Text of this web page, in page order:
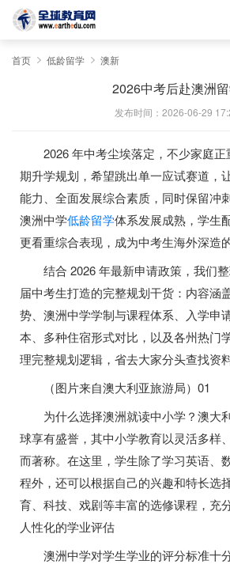
首页 低龄留学 澳新
2026中考后赴澳洲
发布时间：2026-06-29
2026 年中考尘埃落定，不少家庭
期升学规划，希望跳出单一应试赛道，
能力、全面发展综合素质，同时保留冲
澳洲中学低龄留学体系发展成熟，学生
更看重综合表现，成为中考生海外深造
结合 2026 年最新申请政策，我们
届中考生打造的完整规划干货：内容涵
势、澳洲中学学制与课程体系、入学申
本、多种住宿形式对比，以及各州热门
理完整规划逻辑，省去大家分头查找资
（图片来自澳大利亚旅游局）01
为什么选择澳洲就读中小学？澳大
球享有盛誉，其中小学教育以灵活多样
而著称。在这里，学生除了学习英语、
程外，还可以根据自己的兴趣和特长选
育、科技、戏剧等丰富的选修课程，充
人性化的学业评估
澳洲中学对学生学业的评分标准十